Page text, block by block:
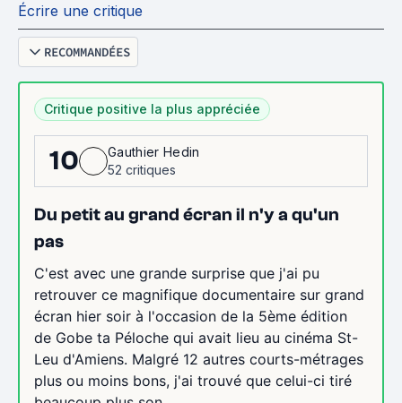
Écrire une critique
RECOMMANDÉES
Critique positive la plus appréciée
10
Gauthier Hedin
52 critiques
Du petit au grand écran il n'y a qu'un
pas
C'est avec une grande surprise que j'ai pu
retrouver ce magnifique documentaire sur grand
écran hier soir à l'occasion de la 5ème édition
de Gobe ta Péloche qui avait lieu au cinéma St-
Leu d'Amiens. Malgré 12 autres courts-métrages
plus ou moins bons, j'ai trouvé que celui-ci tiré